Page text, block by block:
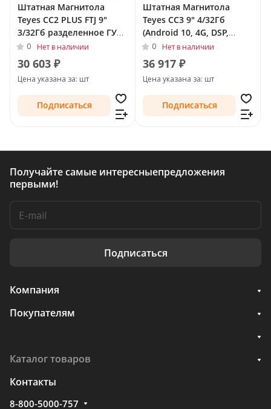
Штатная Магнитола
Teyes CC2 PLUS FTJ 9"
3/32Гб разделенное ГУ
(Android 10, 4G, DSP,
QLed) для Chevrolet
TrailBlazer II 2012 - 2016
0 Нет в наличии
30 603 ₽
Цена указана за: шт
Подписаться
Штатная Магнитола
Teyes CC3 9" 4/32Гб
(Android 10, 4G, DSP,
QLed) для Chevrolet
TrailBlazer II Рестайлинг
2016 - 2022
0 Нет в наличии
36 917 ₽
Цена указана за: шт
Подписаться
Получайте самые интересныепредложения
первыми!
Подписаться
Компания
Покупателям
Каталог товаров
Контакты
8-800-5000-757